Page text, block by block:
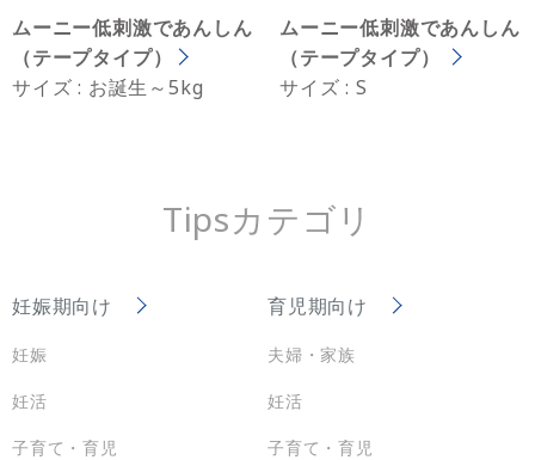
ムーニー低刺激であんしん
（テープタイプ）
サイズ : お誕生～5kg
ムーニー低刺激であんしん
（テープタイプ）
サイズ : S
Tipsカテゴリ
妊娠期向け
妊娠
妊活
子育て・育児
育児期向け
夫婦・家族
妊活
子育て・育児